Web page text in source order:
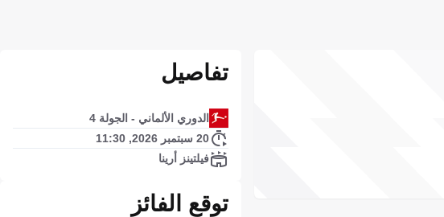
تفاصيل
الدوري الألماني - الجولة 4
20 سبتمبر 2026, 11:30
فيلتينز أرينا
توقع الفائز